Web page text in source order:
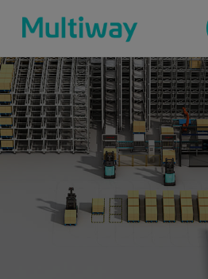
Inicio
Productos
Aplicaciones